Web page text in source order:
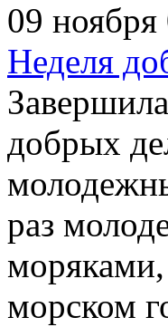
09 ноября
Неделя
добрых
раз
моряками,
морском